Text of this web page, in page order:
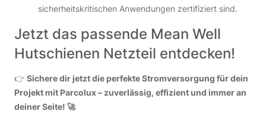
sicherheitskritischen Anwendungen zertifiziert sind.
Jetzt das passende Mean Well
Hutschienen Netzteil entdecken!
👉 Sichere dir jetzt die perfekte Stromversorgung für dein
Projekt mit Parcolux – zuverlässig, effizient und immer an
deiner Seite! 🚀